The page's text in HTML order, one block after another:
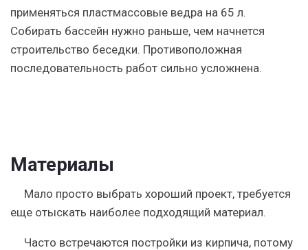
применяться пластмассовые ведра на 65 л.
Собирать бассейн нужно раньше, чем начнется
строительство беседки. Противоположная
последовательность работ сильно усложнена.
Материалы
Мало просто выбрать хороший проект, требуется
еще отыскать наиболее подходящий материал.
Часто встречаются постройки из кирпича, потому